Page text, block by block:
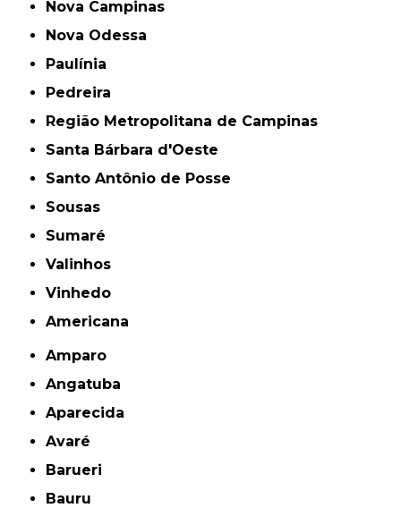
Nova Campinas
Nova Odessa
Paulínia
Pedreira
Região Metropolitana de Campinas
Santa Bárbara d'Oeste
Santo Antônio de Posse
Sousas
Sumaré
Valinhos
Vinhedo
americana
Amparo
Angatuba
Aparecida
Avaré
Barueri
Bauru